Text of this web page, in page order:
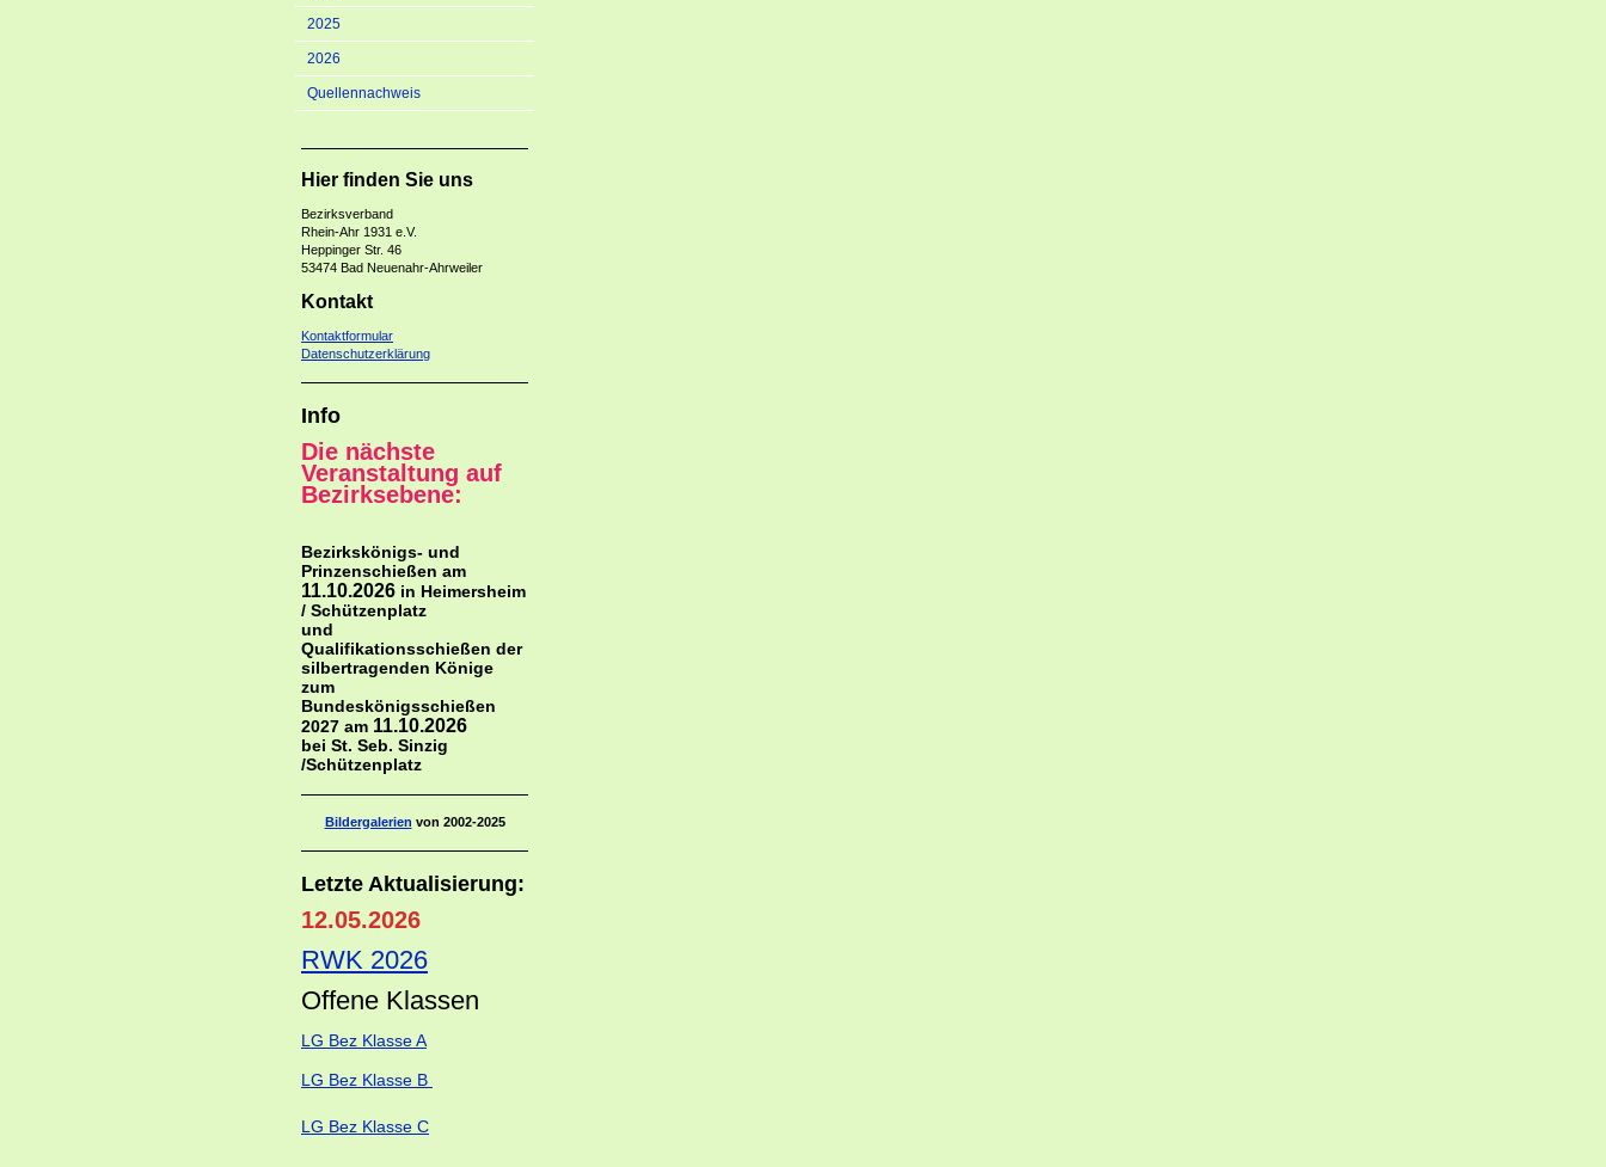
2025
2026
Quellennachweis
Hier finden Sie uns
Bezirksverband
Rhein-Ahr 1931 e.V.
Heppinger Str. 46
53474 Bad Neuenahr-Ahrweiler
Kontakt
Kontaktformular
Datenschutzerklärung
Info
Die nächste
Veranstaltung auf
Bezirksebene:
Bezirkskönigs- und
Prinzenschießen am
11.10.2026 in Heimersheim
/ Schützenplatz
und
Qualifikationsschießen der
silbertragenden Könige
zum
Bundeskönigsschießen
2027 am 11.10.2026
bei St. Seb. Sinzig
/Schützenplatz
Bildergalerien von 2002-2025
Letzte Aktualisierung:
12.05.2026
RWK 2026
Offene Klassen
LG Bez Klasse A
LG Bez Klasse B
LG Bez Klasse C